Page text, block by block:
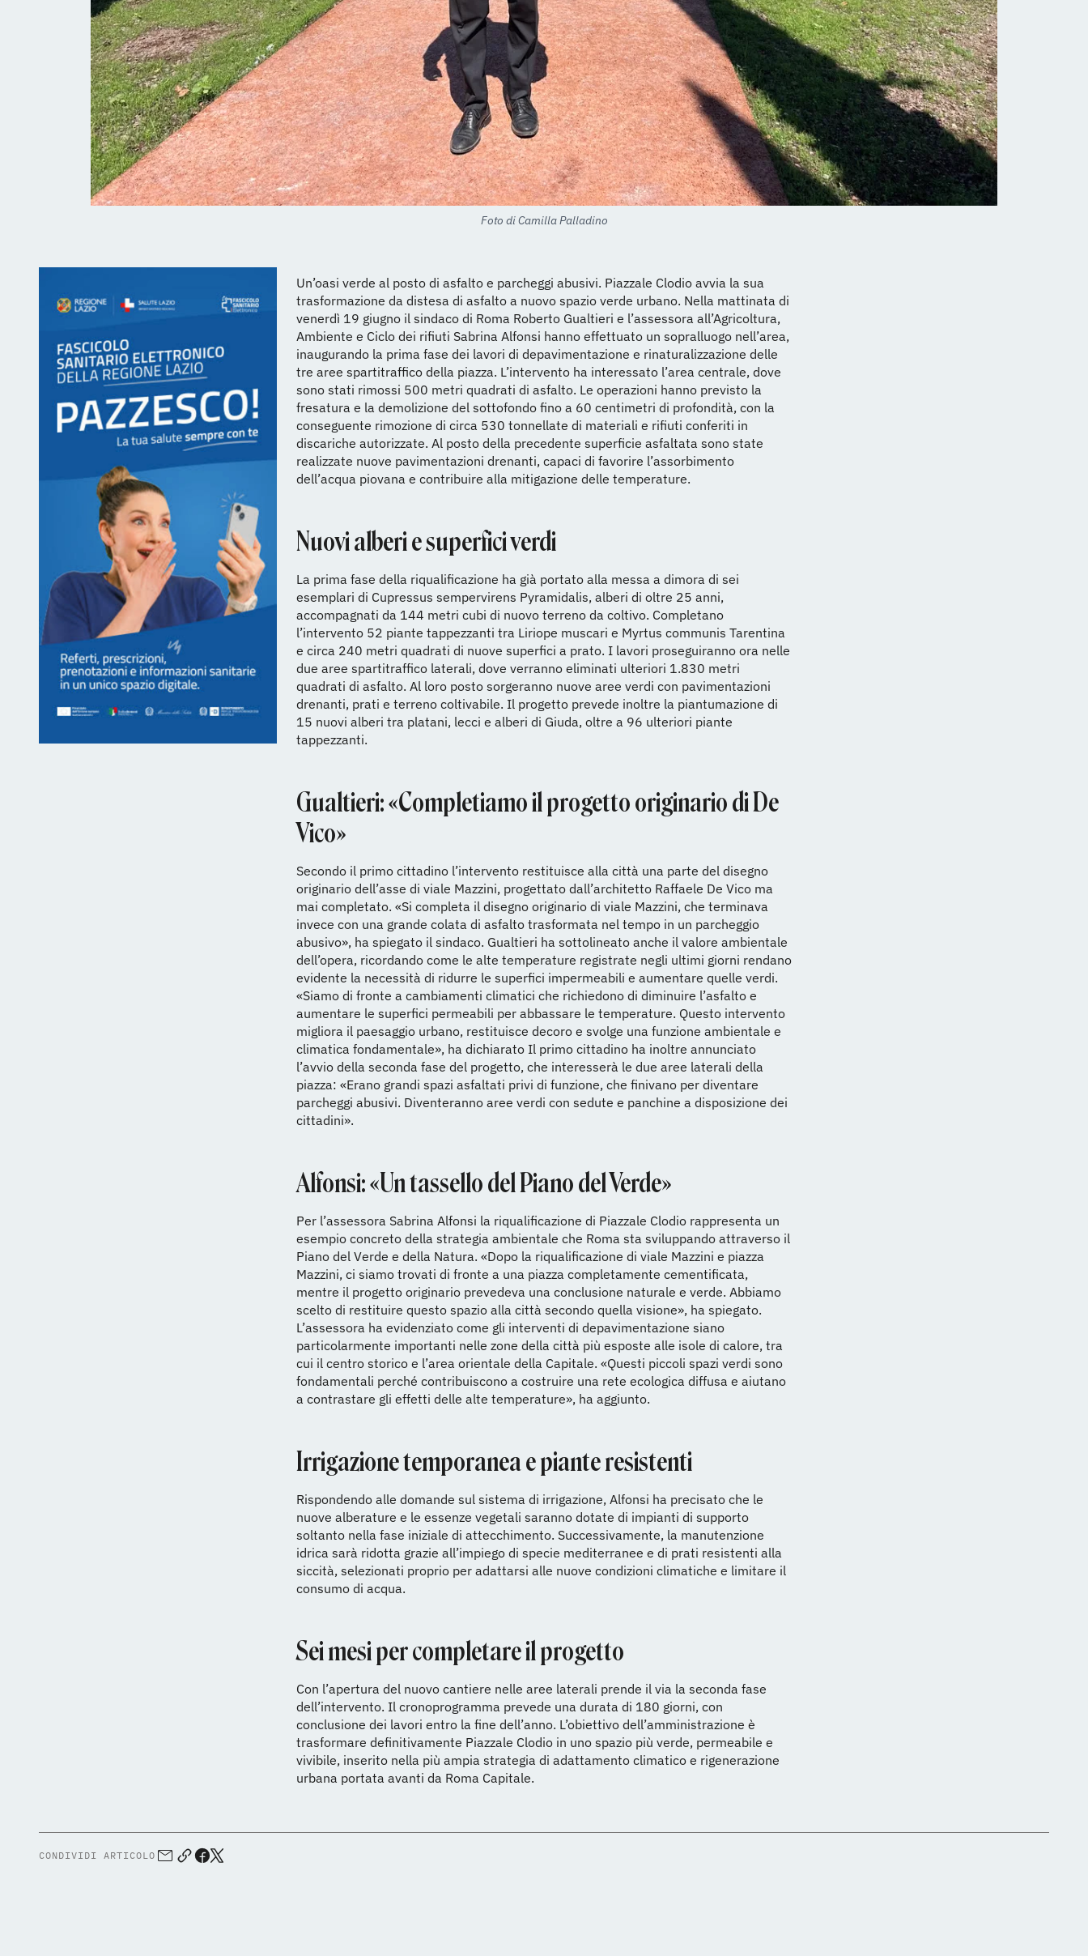
Foto di Camilla Palladino
Un’oasi verde al posto di asfalto e parcheggi abusivi. Piazzale Clodio avvia la sua
trasformazione da distesa di asfalto a nuovo spazio verde urbano. Nella mattinata di
venerdì 19 giugno il sindaco di Roma Roberto Gualtieri e l’assessora all’Agricoltura,
Ambiente e Ciclo dei rifiuti Sabrina Alfonsi hanno effettuato un sopralluogo nell’area,
inaugurando la prima fase dei lavori di depavimentazione e rinaturalizzazione delle
tre aree spartitraffico della piazza. L’intervento ha interessato l’area centrale, dove
sono stati rimossi 500 metri quadrati di asfalto. Le operazioni hanno previsto la
fresatura e la demolizione del sottofondo fino a 60 centimetri di profondità, con la
conseguente rimozione di circa 530 tonnellate di materiali e rifiuti conferiti in
discariche autorizzate. Al posto della precedente superficie asfaltata sono state
realizzate nuove pavimentazioni drenanti, capaci di favorire l’assorbimento
dell’acqua piovana e contribuire alla mitigazione delle temperature.
Nuovi alberi e superfici verdi
La prima fase della riqualificazione ha già portato alla messa a dimora di sei
esemplari di Cupressus sempervirens Pyramidalis, alberi di oltre 25 anni,
accompagnati da 144 metri cubi di nuovo terreno da coltivo. Completano
l’intervento 52 piante tappezzanti tra Liriope muscari e Myrtus communis Tarentina
e circa 240 metri quadrati di nuove superfici a prato. I lavori proseguiranno ora nelle
due aree spartitraffico laterali, dove verranno eliminati ulteriori 1.830 metri
quadrati di asfalto. Al loro posto sorgeranno nuove aree verdi con pavimentazioni
drenanti, prati e terreno coltivabile. Il progetto prevede inoltre la piantumazione di
15 nuovi alberi tra platani, lecci e alberi di Giuda, oltre a 96 ulteriori piante
tappezzanti.
Gualtieri: «Completiamo il progetto originario di De
Vico»
Secondo il primo cittadino l’intervento restituisce alla città una parte del disegno
originario dell’asse di viale Mazzini, progettato dall’architetto Raffaele De Vico ma
mai completato. «Si completa il disegno originario di viale Mazzini, che terminava
invece con una grande colata di asfalto trasformata nel tempo in un parcheggio
abusivo», ha spiegato il sindaco. Gualtieri ha sottolineato anche il valore ambientale
dell’opera, ricordando come le alte temperature registrate negli ultimi giorni rendano
evidente la necessità di ridurre le superfici impermeabili e aumentare quelle verdi.
«Siamo di fronte a cambiamenti climatici che richiedono di diminuire l’asfalto e
aumentare le superfici permeabili per abbassare le temperature. Questo intervento
migliora il paesaggio urbano, restituisce decoro e svolge una funzione ambientale e
climatica fondamentale», ha dichiarato Il primo cittadino ha inoltre annunciato
l’avvio della seconda fase del progetto, che interesserà le due aree laterali della
piazza: «Erano grandi spazi asfaltati privi di funzione, che finivano per diventare
parcheggi abusivi. Diventeranno aree verdi con sedute e panchine a disposizione dei
cittadini».
Alfonsi: «Un tassello del Piano del Verde»
Per l’assessora Sabrina Alfonsi la riqualificazione di Piazzale Clodio rappresenta un
esempio concreto della strategia ambientale che Roma sta sviluppando attraverso il
Piano del Verde e della Natura. «Dopo la riqualificazione di viale Mazzini e piazza
Mazzini, ci siamo trovati di fronte a una piazza completamente cementificata,
mentre il progetto originario prevedeva una conclusione naturale e verde. Abbiamo
scelto di restituire questo spazio alla città secondo quella visione», ha spiegato.
L’assessora ha evidenziato come gli interventi di depavimentazione siano
particolarmente importanti nelle zone della città più esposte alle isole di calore, tra
cui il centro storico e l’area orientale della Capitale. «Questi piccoli spazi verdi sono
fondamentali perché contribuiscono a costruire una rete ecologica diffusa e aiutano
a contrastare gli effetti delle alte temperature», ha aggiunto.
Irrigazione temporanea e piante resistenti
Rispondendo alle domande sul sistema di irrigazione, Alfonsi ha precisato che le
nuove alberature e le essenze vegetali saranno dotate di impianti di supporto
soltanto nella fase iniziale di attecchimento. Successivamente, la manutenzione
idrica sarà ridotta grazie all’impiego di specie mediterranee e di prati resistenti alla
siccità, selezionati proprio per adattarsi alle nuove condizioni climatiche e limitare il
consumo di acqua.
Sei mesi per completare il progetto
Con l’apertura del nuovo cantiere nelle aree laterali prende il via la seconda fase
dell’intervento. Il cronoprogramma prevede una durata di 180 giorni, con
conclusione dei lavori entro la fine dell’anno. L’obiettivo dell’amministrazione è
trasformare definitivamente Piazzale Clodio in uno spazio più verde, permeabile e
vivibile, inserito nella più ampia strategia di adattamento climatico e rigenerazione
urbana portata avanti da Roma Capitale.
CONDIVIDI ARTICOLO